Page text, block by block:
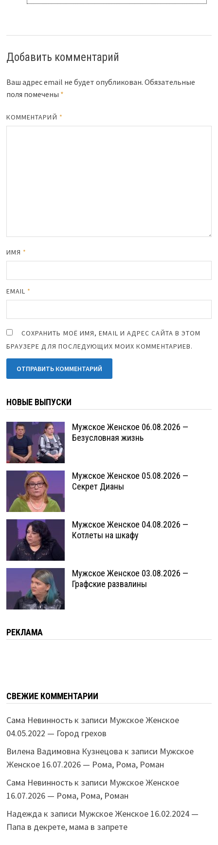
Добавить комментарий
Ваш адрес email не будет опубликован. Обязательные
поля помечены *
КОММЕНТАРИЙ *
ИМЯ *
EMAIL *
СОХРАНИТЬ МОЁ ИМЯ, EMAIL И АДРЕС САЙТА В ЭТОМ
БРАУЗЕРЕ ДЛЯ ПОСЛЕДУЮЩИХ МОИХ КОММЕНТАРИЕВ.
НОВЫЕ ВЫПУСКИ
Мужское Женское 06.08.2026 —
Безусловная жизнь
Мужское Женское 05.08.2026 —
Секрет Дианы
Мужское Женское 04.08.2026 —
Котлеты на шкафу
Мужское Женское 03.08.2026 —
Графские развалины
РЕКЛАМА
СВЕЖИЕ КОММЕНТАРИИ
Сама Невинностьк записи Мужское Женское
04.05.2022 — Город грехов
Вилена Вадимовна Кузнецова к записи Мужское
Женское 16.07.2026 — Рома, Рома, Роман
Сама Невинностьк записи Мужское Женское
16.07.2026 — Рома, Рома, Роман
Надежда к записи Мужское Женское 16.02.2024 —
Папа в декрете, мама в запрете